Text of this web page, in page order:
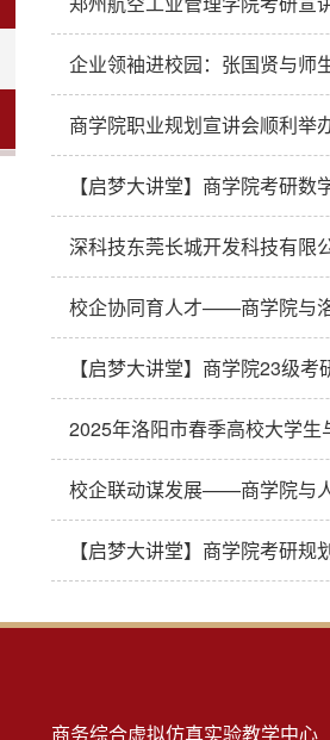
企业领袖进校园：张国贤与师
商学院职业规划宣讲会顺利举
【启梦大讲堂】商学院考研数
深科技东莞长城开发科技有限
校企协同育人才——商学院与
【启梦大讲堂】商学院23级
2025年洛阳市春季高校大学
校企联动谋发展——商学院与
【启梦大讲堂】商学院考研
商务综合虚拟仿真实验教学中心